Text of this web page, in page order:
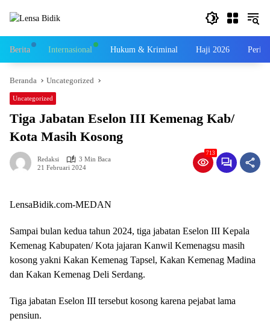
Berita Internasional Hukum & Kriminal Haji 2026
Beranda Uncategorized
Uncategorized
Tiga Jabatan Eselon III Kemenag Kab/
Kota Masih Kosong
Redaksi
3 Min Baca
21 Februari 2024
713
LensaBidik.com-MEDAN
Sampai bulan kedua tahun 2024, tiga jabatan Eselon III Kepala
Kemenag Kabupaten/ Kota jajaran Kanwil Kemenagsu masih
kosong yakni Kakan Kemenag Tapsel, Kakan Kemenag Madina
dan Kakan Kemenag Deli Serdang.
Tiga jabatan Eselon III tersebut kosong karena pejabat lama
pensiun.